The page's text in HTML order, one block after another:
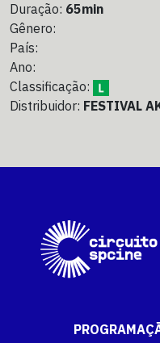
Duração: 65min
Gênero:
País:
Ano:
Classificação:
Distribuidor: FESTIVAL